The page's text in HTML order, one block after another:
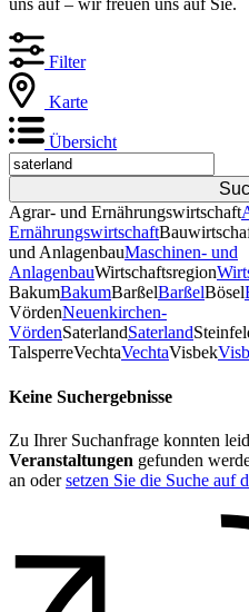
uns auf – wir freuen uns auf Sie.
Filter
Karte
Übersicht
Agrar- und Ernährungswirtschaft
Ernährungswirtschaft
und AnlagenbauMaschinen- und
AnlagenbauWirtschaftsregion
BakumBakumBarßelBarßelBösel
VördenNeuenkirchen-
VördenSaterlandSaterland
TalsperreVechtaVechtaVisbek
Keine Suchergebnisse
Zu Ihrer Suchanfrage konnten
Veranstaltungen gefunden
an odersetzen Sie die Suche auf